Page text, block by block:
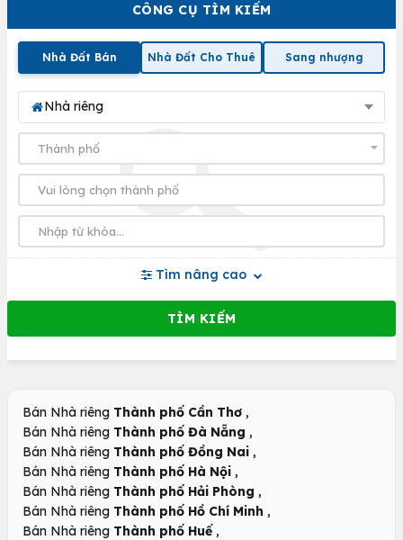
CÔNG CỤ TÌM KIẾM
Nhà Đất Bán Nhà Đất Cho Thuê Sang nhượng
Nhà riêng
Tìm nâng cao
Bán Nhà riêng Thành phố Cần Thơ ,
Bán Nhà riêng Thành phố Đà Nẵng ,
Bán Nhà riêng Thành phố Đồng Nai ,
Bán Nhà riêng Thành phố Hà Nội ,
Bán Nhà riêng Thành phố Hải Phòng ,
Bán Nhà riêng Thành phố Hồ Chí Minh ,
Bán Nhà riêng Thành phố Huế ,